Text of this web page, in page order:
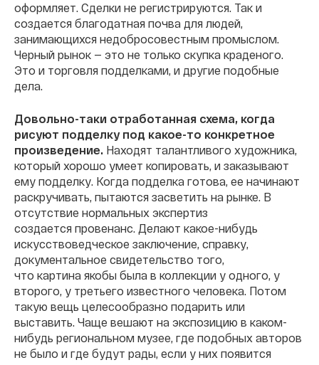
оформляет. Сделки не регистрируются. Так и
создается благодатная почва для людей,
занимающихся недобросовестным промыслом.
Черный рынок — это не только скупка краденого.
Это и торговля подделками, и другие подобные
дела.
Довольно-таки отработанная схема, когда
рисуют подделку под какое-то конкретное
произведение. Находят талантливого художника,
который хорошо умеет копировать, и заказывают
ему подделку. Когда подделка готова, ее начинают
раскручивать, пытаются засветить на рынке. В
отсутствие нормальных экспертиз
создается провенанс. Делают какое-нибудь
искусствоведческое заключение, справку,
документальное свидетельство того,
что картина якобы была в коллекции у одного, у
второго, у третьего известного человека. Потом
такую вещь целесообразно подарить или
выставить. Чаще вешают на экспозицию в каком-
нибудь региональном музее, где подобных авторов
не было и где будут рады, если у них появится